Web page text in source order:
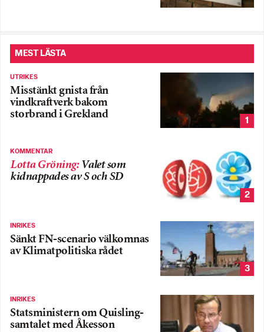
MEST LÄSTA
UTRIKES
Misstänkt gnista från
vindkraftverk bakom
storbrand i Grekland
1
KOMMENTAR
Lotta Gröning: Valet som
kidnappades av S och SD
2
INRIKES
Sänkt FN-scenario välkomnas
av Klimatpolitiska rådet
3
INRIKES
Statsministern om Quisling-
samtalet med Åkesson